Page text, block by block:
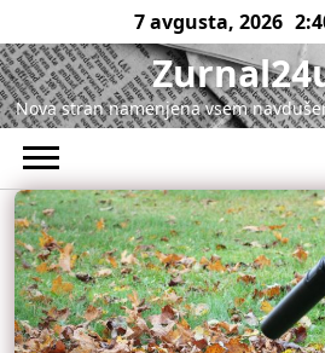
to
content
7 avgusta, 2026
Nova stran namenjena vsem